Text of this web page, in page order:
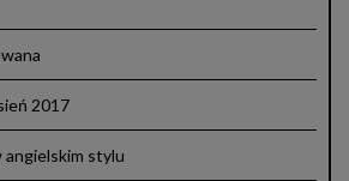
2017
angielskim stylu